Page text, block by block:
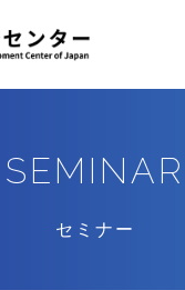
SEMINAR
セミナー